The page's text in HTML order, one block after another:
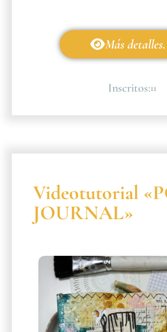
Más
Inscritos:11
Videotutorial
JOURNAL»